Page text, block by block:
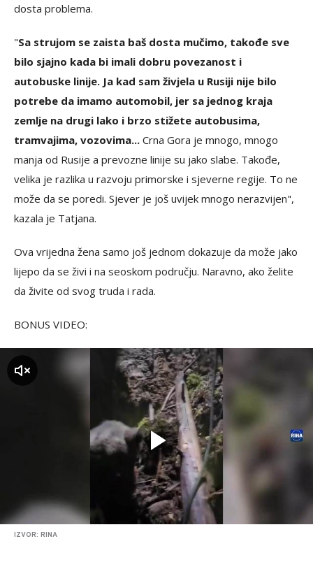
dosta problema.
"Sa strujom se zaista baš dosta mučimo, takođe sve
bilo sjajno kada bi imali dobru povezanost i
autobuske linije. Ja kad sam živjela u Rusiji nije bilo
potrebe da imamo automobil, jer sa jednog kraja
zemlje na drugi lako i brzo stižete autobusima,
tramvajima, vozovima... Crna Gora je mnogo, mnogo
manja od Rusije a prevozne linije su jako slabe. Takođe,
velika je razlika u razvoju primorske i sjeverne regije. To ne
može da se poredi. Sjever je još uvijek mnogo nerazvijen",
kazala je Tatjana.
Ova vrijedna žena samo još jednom dokazuje da može jako
lijepo da se živi i na seoskom području. Naravno, ako želite
da živite od svog truda i rada.
BONUS VIDEO:
IZVOR: RINA